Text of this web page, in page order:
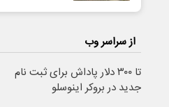
از سراسر وب
تا ۳۰۰ دلار پاداش برای ثبت نام
جدید در بروکر اینوسلو